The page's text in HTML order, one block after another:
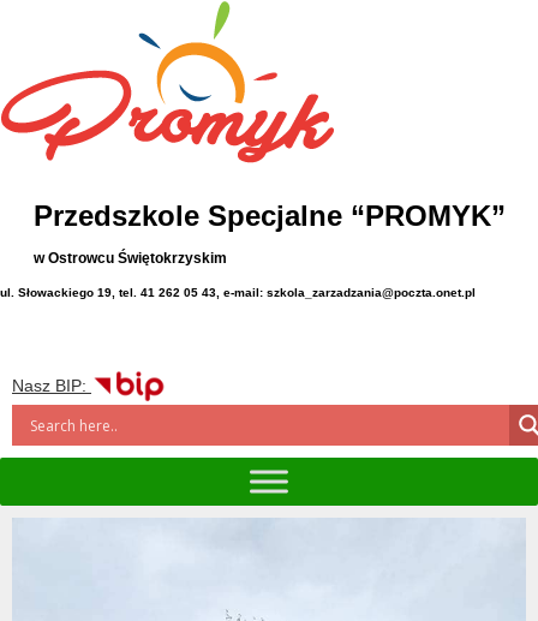
Przedszkole Specjalne “PROMYK”
w Ostrowcu Świętokrzyskim
ul. Słowackiego 19, tel. 41 262 05 43, e-mail: szkola_zarzadzania@poczta.onet.pl
Nasz BIP: